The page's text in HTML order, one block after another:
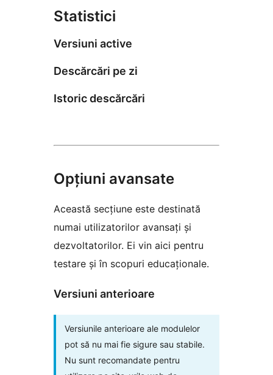
Statistici
Versiuni active
Descărcări pe zi
Istoric descărcări
Opțiuni avansate
Această secțiune este destinată
numai utilizatorilor avansați și
dezvoltatorilor. Ei vin aici pentru
testare și în scopuri educaționale.
Versiuni anterioare
Versiunile anterioare ale modulelor
pot să nu mai fie sigure sau stabile.
Nu sunt recomandate pentru